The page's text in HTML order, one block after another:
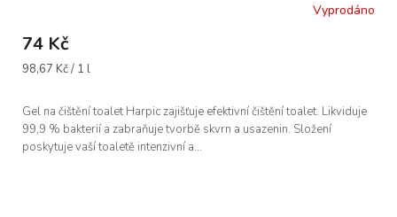
Vyprodáno
74 Kč
Měrná
98,67 Kč / 1 l
Gel na čištění toalet Harpic zajišťuje efektivní čištění toalet. Likviduje
99,9 % bakterií a zabraňuje tvorbě skvrn a usazenin. Složení
poskytuje vaší toaletě intenzivní a...